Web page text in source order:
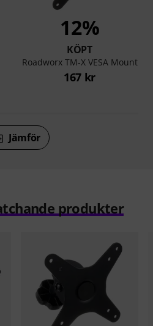
12%
KÖPT
Roadworx TM-X VESA Mount
167 kr
Jämför
produkter